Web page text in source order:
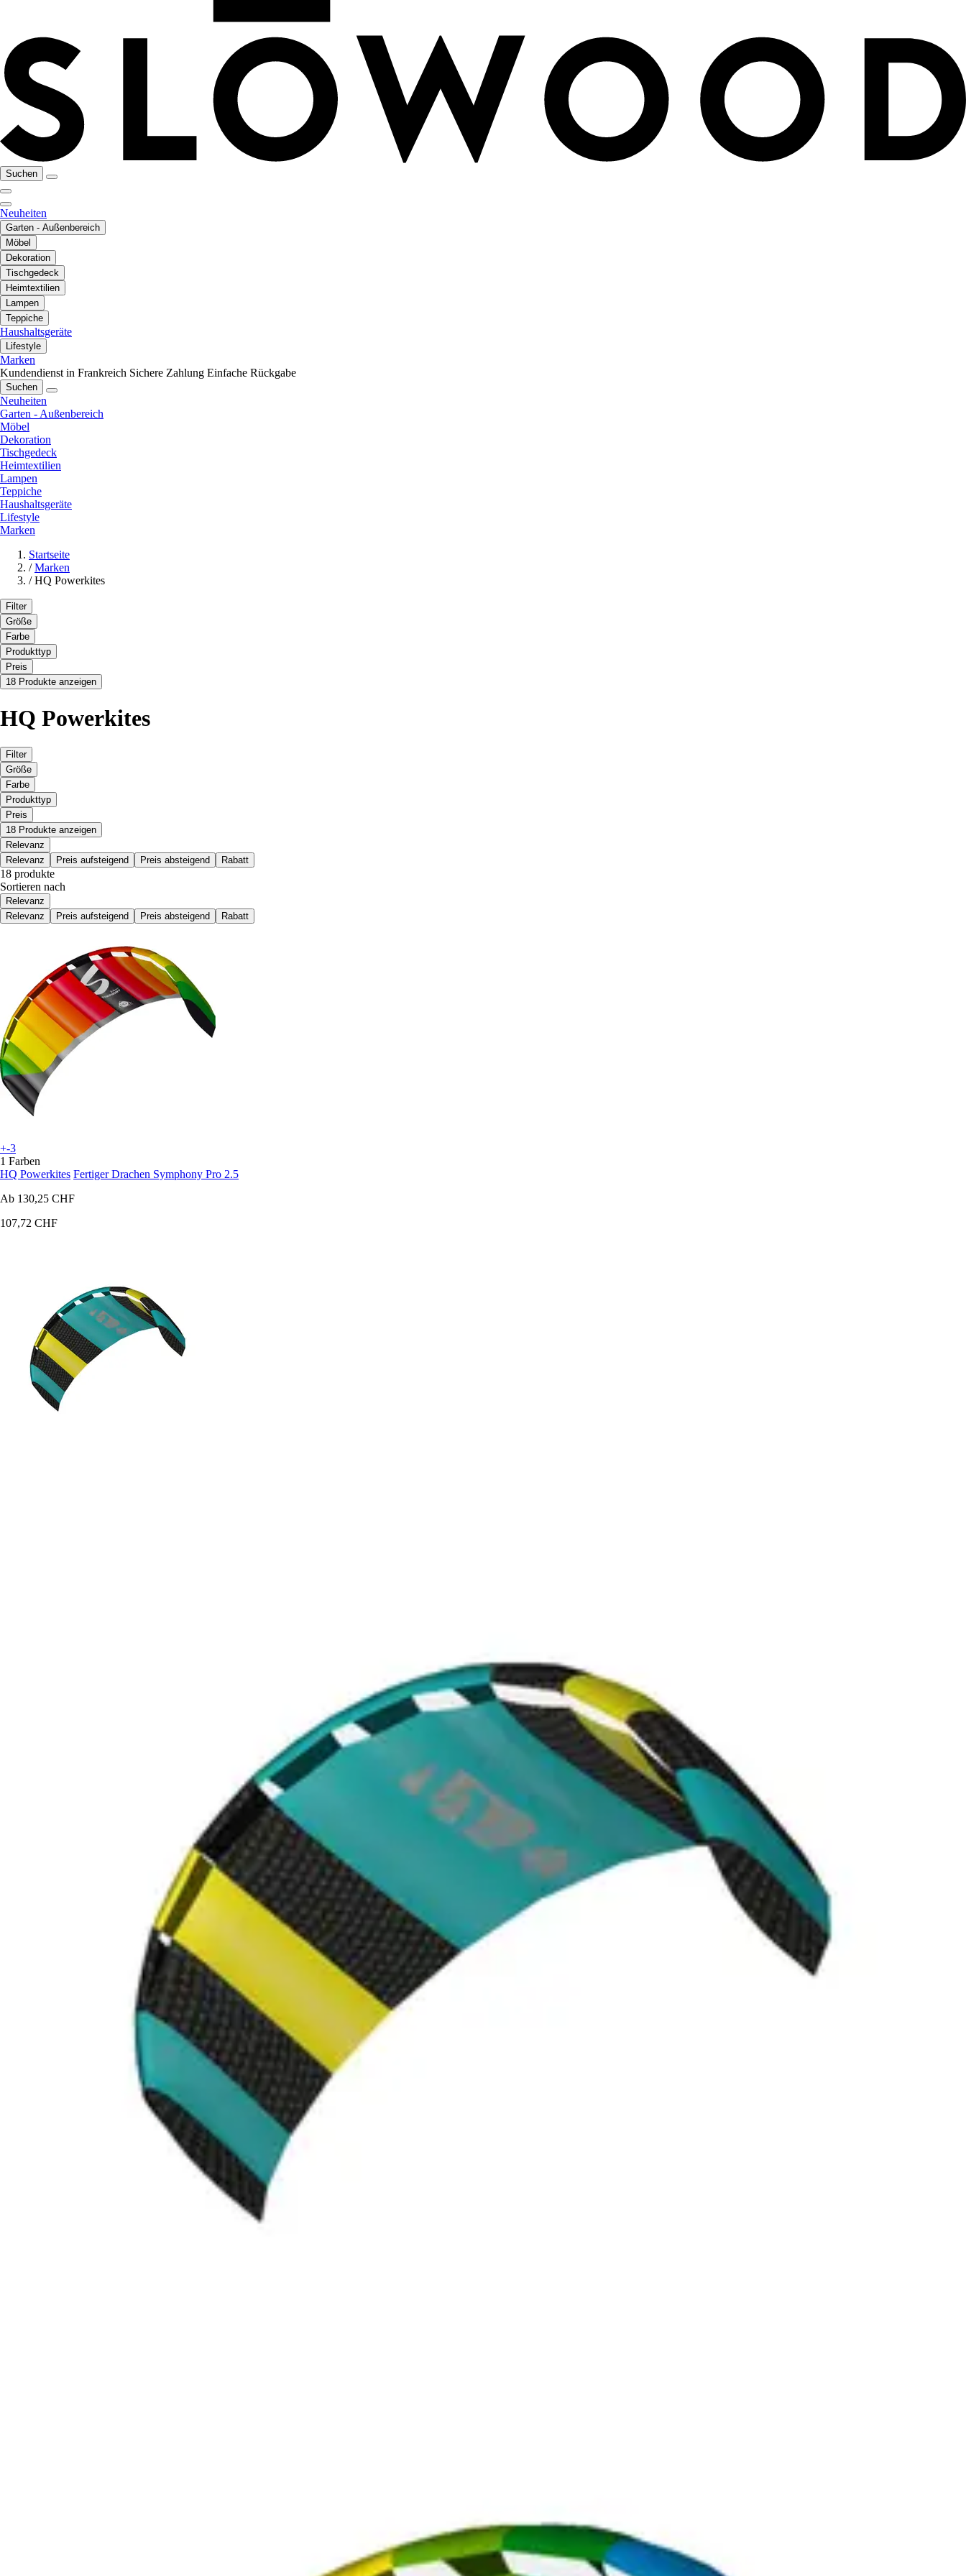
Suchen
Neuheiten
Garten - Außenbereich
Möbel
Dekoration
Tischgedeck
Heimtextilien
Lampen
Teppiche
Haushaltsgeräte
Lifestyle
Marken
Kundendienst in Frankreich Sichere Zahlung Einfache Rückgabe
Suchen
Neuheiten
Garten - Außenbereich
Möbel
Dekoration
Tischgedeck
Heimtextilien
Lampen
Teppiche
Haushaltsgeräte
Lifestyle
Marken
Startseite
/ Marken
/ HQ Powerkites
Filter
Größe
Farbe
Produkttyp
Preis
18 Produkte anzeigen
HQ Powerkites
Filter
Größe
Farbe
Produkttyp
Preis
18 Produkte anzeigen
Relevanz
Relevanz
Preis aufsteigend Preis absteigend Rabatt
18 produkte
Sortieren nach
Relevanz
Relevanz
Preis aufsteigend Preis absteigend Rabatt
+-3
1 Farben
HQ Powerkites Fertiger Drachen Symphony Pro 2.5
Ab 130,25 CHF
107,72 CHF